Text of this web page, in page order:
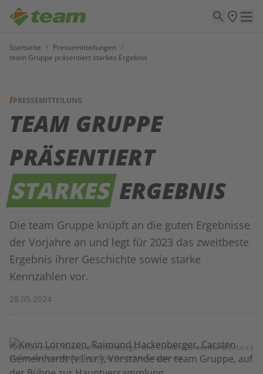
Startseite / Pressemitteilungen /
team Gruppe präsentiert starkes Ergebnis
PRESSEMITTEILUNG
TEAM GRUPPE
PRÄSENTIERT
STARKESERGEBNIS
Die team Gruppe knüpft an die guten Ergebnisse
der Vorjahre an und legt für 2023 das zweitbeste
Ergebnis ihrer Geschichte sowie starke
Kennzahlen vor.
28.05.2024
Kevin Lorenzen, Raimund Hackenberger und Carsten Gemeinhardt (v.l.n.r.)
stellen das zweitbeste Ergebnis der team Gruppe vor.